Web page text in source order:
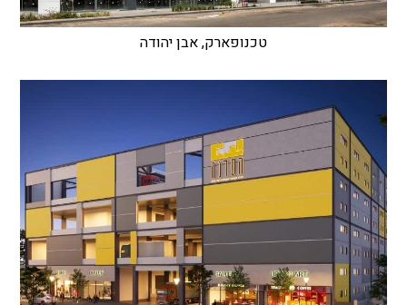
טכנופארק, אבן יהודה